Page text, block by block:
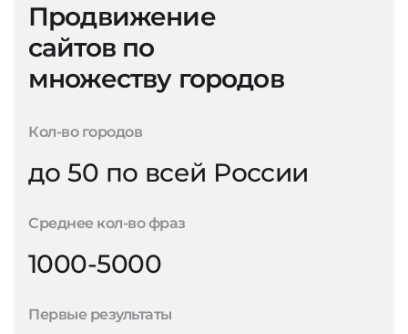
Продвижение
сайтов по
множеству городов
Кол-во городов
до 50 по всей России
Среднее кол-во фраз
1000-5000
Первые результаты